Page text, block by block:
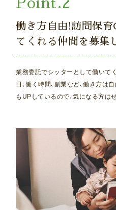
働き方自由!訪問保
てくれる仲間を募集
業務委託でシッターとして働いて
日､働く時間､副業など､働き方は
もUPしているので､気になる方は